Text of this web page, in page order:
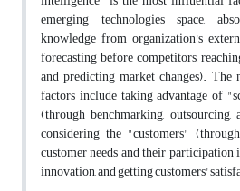
emerging technologies space,
knowledge from organization's
forecasting before competitors,
and predicting market changes).
factors include taking advantage of
(through benchmarking,
considering the "customers"
customer needs and their participation
innovation, and getting customers'